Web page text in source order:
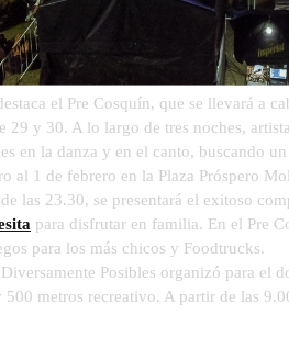
el Pre Cosquín, que se llevará a
29 y 30. A lo largo de tres noches,
en la danza y en el canto, buscando
al 1 de febrero en la Plaza Próspero
las 23.30, se presentará el exitoso
para disfrutar en familia. En el Pre
para los más chicos y Foodtrucks.
Posibles organizó para el
metros recreativo. A partir de las